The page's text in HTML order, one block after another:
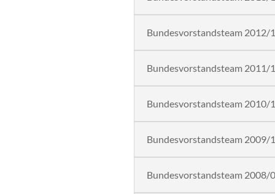
Bundesvorstandsteam 2012/
Bundesvorstandsteam 2011/
Bundesvorstandsteam 2010/
Bundesvorstandsteam 2009/
Bundesvorstandsteam 2008/